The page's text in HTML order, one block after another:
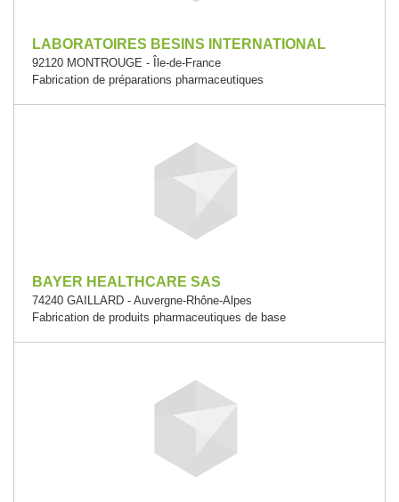
LABORATOIRES BESINS INTERNATIONAL
92120 MONTROUGE - Île-de-France
Fabrication de préparations pharmaceutiques
BAYER HEALTHCARE SAS
74240 GAILLARD - Auvergne-Rhône-Alpes
Fabrication de produits pharmaceutiques de base